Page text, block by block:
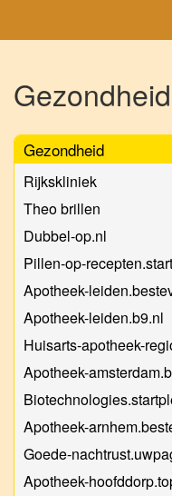
Gezondheid
Gezondheid
Rijkskliniek
Theo brillen
Dubbel-op.nl
Pillen-op-
Apotheek-
Apotheek-leiden.b9.nl
Huisarts-apotheek-
Apotheek-
Apotheek-
Goede-
Apotheek-